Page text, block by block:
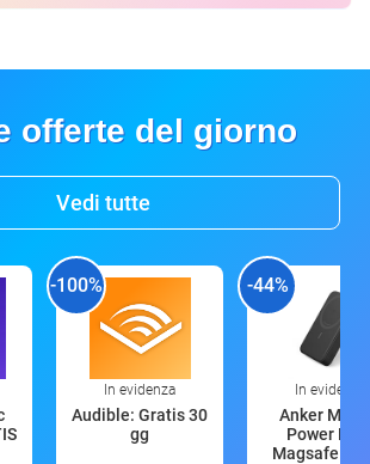
offerte del giorno
Vedi tutte
-100%
In evidenza
Audible: Gratis 30
gg
-44%
In evidenza
Anker
Power
Magsafe